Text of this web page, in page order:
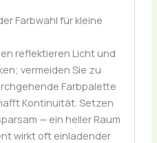
Farbwahl für kleine
reflektieren Licht und
vermeiden Sie zu
Farbpalette
Kontinuität. Setzen
— ein heller Raum
wirkt oft einladender